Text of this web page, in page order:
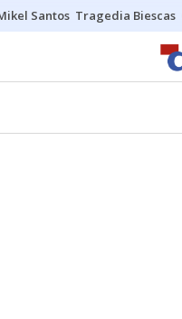
Santos Tragedia Biescas